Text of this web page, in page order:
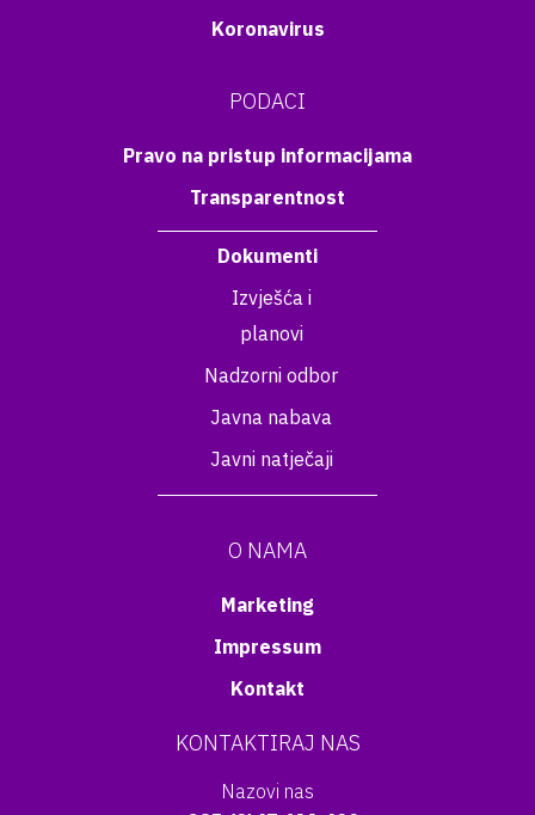
Koronavirus
PODACI
Pravo na pristup informacijama
Transparentnost
Dokumenti
Izvješća i
planovi
Nadzorni odbor
Javna nabava
Javni natječaji
O NAMA
Marketing
Impressum
Kontakt
KONTAKTIRAJ NAS
Nazovi nas